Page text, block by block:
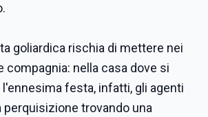
goliardica rischia di mettere nei
compagnia: nella casa dove si
festa, infatti, gli agenti
perquisizione trovando una